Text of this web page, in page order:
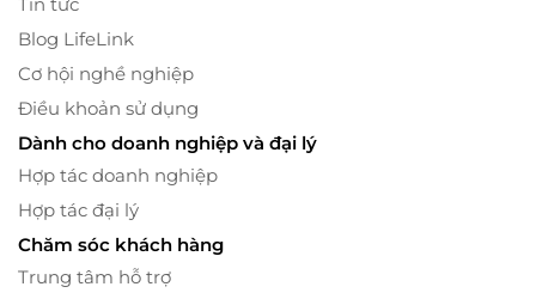
Blog LifeLink
Cơ hội nghề nghiệp
Điều khoản sử dụng
Dành cho doanh nghiệp và đại lý
Hợp tác doanh nghiệp
Hợp tác đại lý
Chăm sóc khách hàng
Trung tâm hỗ trợ